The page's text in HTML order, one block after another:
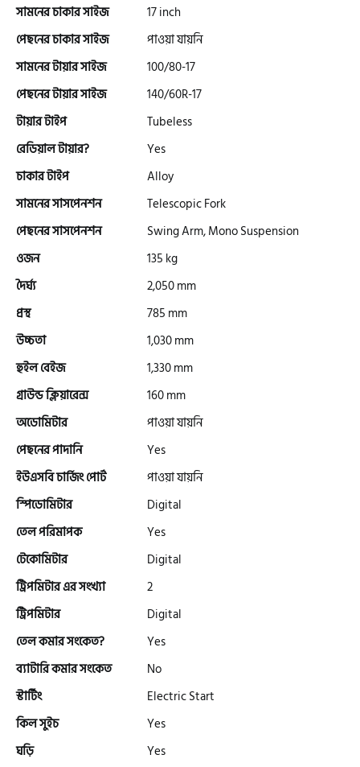
এফকেএম (FKM)
হারলি ডেভিডসন
রিগাল র‍্যাপটার (Regal Raptor)
অ্যাটলাস জংশেন
পিএইচপি (PHP)
স্পীডার (Speeder)
জোনটেস
সামনের চাকার সাইজ
17 inch
পেছনের চাকার সাইজ
পাওয়া যায়নি
সামনের টায়ার সাইজ
100/80-17
পেছনের টায়ার সাইজ
140/60R-17
টায়ার টাইপ
Tubeless
রেডিয়াল টায়ার?
Yes
চাকার টাইপ
Alloy
সামনের সাসপেনশন
Telescopic Fork
পেছনের সাসপেনশন
Swing Arm, Mono Suspension
ওজন
135 kg
দৈর্ঘ্য
2,050 mm
প্রস্থ
785 mm
উচ্চতা
1,030 mm
হুইল বেইজ
1,330 mm
গ্রাউন্ড ক্লিয়ারেন্স
160 mm
অডোমিটার
পাওয়া যায়নি
পেছনের পাদানি
Yes
ইউএসবি চার্জিং পোর্ট
পাওয়া যায়নি
স্পিডোমিটার
Digital
তেল পরিমাপক
Yes
টেকোমিটার
Digital
ট্রিপমিটার এর সংখ্যা
2
ট্রিপমিটার
Digital
তেল কমার সংকেত?
Yes
ব্যাটারি কমার সংকেত
No
স্টার্টিং
Electric Start
কিল সুইচ
Yes
ঘড়ি
Yes